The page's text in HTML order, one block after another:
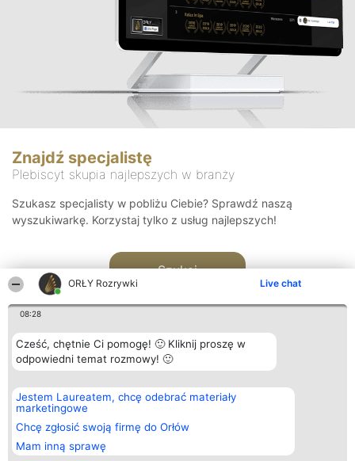
ORŁY Rozrywki Live chat
08:28
Cześć, chętnie Ci pomogę! 🙂 Kliknij proszę w
odpowiedni temat rozmowy! 🙂
Jestem Laureatem, chcę odebrać materiały
marketingowe
Chcę zgłosić swoją firmę do Orłów
Mam inną sprawę
Znajdź specjalistę
Plebiscyt skupia najlepszych w branży
Szukasz specjalisty w pobliżu Ciebie? Sprawdź naszą
wyszukiwarkę. Korzystaj tylko z usług najlepszych!
Szukaj
Organizator plebiscytu
Bright Side Solutions sp. z o.
o. sp. k.
ul. Ruska 22
Wrocław 50-079
KRS 0000749100 | Regon
381313360 | NIP 8943132676
Plebiscyt
Laureaci
wszystkich
Laureatów
Regulamin
Kontakt
Kontakt